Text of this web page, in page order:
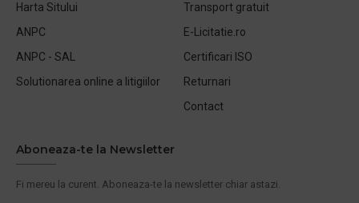
Harta Sitului
ANPC
ANPC - SAL
Solutionarea online a litigiilor
Transport gratuit
E-Licitatie.ro
Certificari ISO
Returnari
Contact
Aboneaza-te la Newsletter
Fi mereu la curent. Aboneaza-te la newsletter chiar astazi.